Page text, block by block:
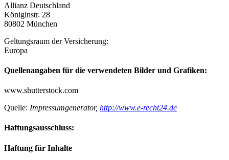
Allianz Deutschland
Königinstr. 28
80802 München
Geltungsraum der Versicherung:
Europa
Quellenangaben für die verwendeten Bilder und Grafiken:
www.shutterstock.com
Quelle: Impressumgenerator, http://www.e-recht24.de
Haftungsausschluss:
Haftung für Inhalte